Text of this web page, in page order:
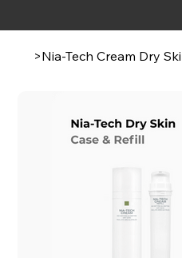
>Nia-Tech Cream Dry